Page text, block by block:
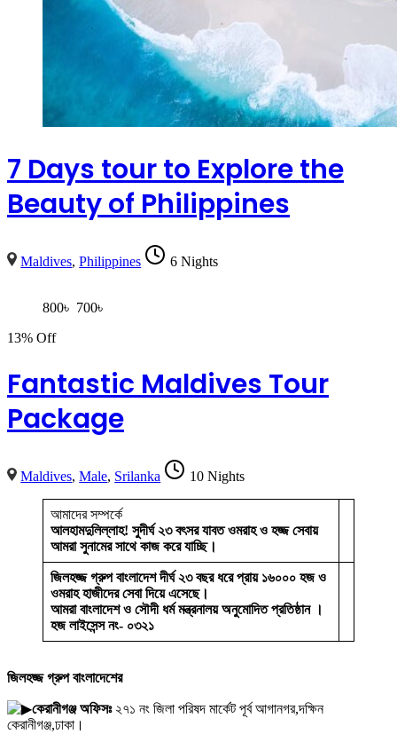
7 Days tour to Explore the
Beauty of Philippines
Maldives,Philippines 6 Nights
800৳ 700৳
13% Off
Fantastic Maldives Tour
Package
Maldives,Male, Srilanka 10 Nights
আমাদের সম্পর্কে
আলহামদুলিল্লাহ! সুদীর্ঘ ২৩ বৎসর যাবত ওমরাহ ও হজ্জ সেবায়
আমরা সুনামের সাথে কাজ করে যাচ্ছি।
জিলহজ্জ গ্রুপ বাংলাদেশ দীর্ঘ ২৩ বছর ধরে প্রায় ১৬০০০ হজ ও
ওমরাহ হাজীদের সেবা দিয়ে এসেছে।
আমরা বাংলাদেশ ও সৌদী ধর্ম মন্ত্রনালয় অনুমোদিত প্রতিষ্ঠান ।
হজ লাইসেন্স নং- ০৩২১
জিলহজ্জ গ্রুপ বাংলাদেশের
কেরানীগঞ্জ অফিসঃ২৭১ নং জিলা পরিষদ মার্কেট পূর্ব আগানগর,দক্ষিন
কেরানীগঞ্জ,ঢাকা।